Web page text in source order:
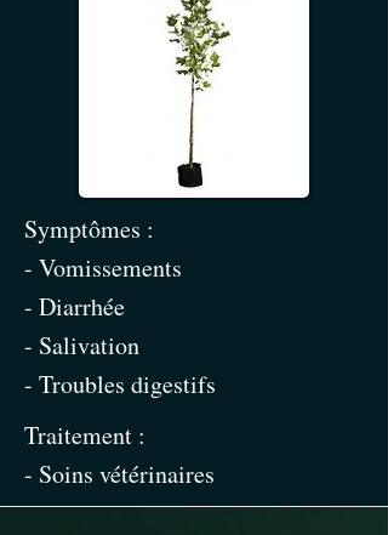
Symptômes :
- Vomissements
- Diarrhée
- Salivation
- Troubles digestifs
Traitement :
- Soins vétérinaires